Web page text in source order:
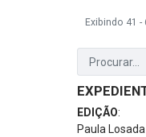
Exibindo 41
EDIÇÃO:
Paula